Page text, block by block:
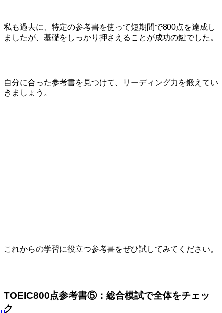
私も過去に、特定の参考書を使って短期間で800点を達成し
ましたが、基礎をしっかり押さえることが成功の鍵でした。
自分に合った参考書を見つけて、リーディング力を鍛えてい
きましょう。
これからの学習に役立つ参考書をぜひ試してみてください。
TOEIC800点参考書⑤：総合模試で全体をチェッ
ク